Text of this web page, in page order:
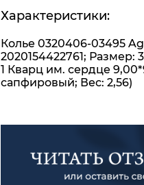
Характеристики:
Колье 0320406-03495
2020154422761; Размер:
1 Кварц им. сердце
сапфировый; Вес: 2,56)